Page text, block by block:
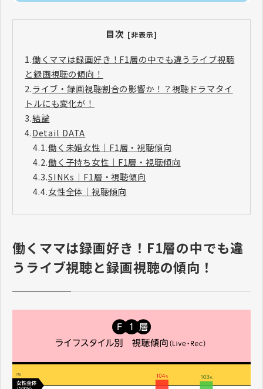
目次 [非表示]
1.働くママは録画好き！F1層の中でも違うライブ視聴
と録画視聴の傾向！
2.ライブ・録画視聴割合の影響か！？視聴ドラマタイ
トルにも変化が！
3.結論
4.Detail DATA
4.1.働く未婚女性｜F1層・視聴傾向
4.2.働く子持ち女性｜F1層・視聴傾向
4.3.SINKs｜F1層・視聴傾向
4.4.女性全体｜視聴傾向
働くママは録画好き！F1層の中でも違
うライブ視聴と録画視聴の傾向！